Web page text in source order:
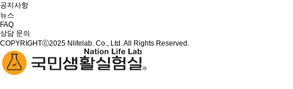
공지사항
뉴스
FAQ
상담 문의
COPYRIGHTⓒ2025 Nlifelab. Co., Ltd. All Rights Reserved.